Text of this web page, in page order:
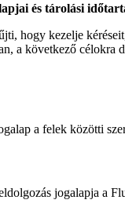
és tárolási
hogy kezelje
a következő célokra
a felek közötti
jogalapja a